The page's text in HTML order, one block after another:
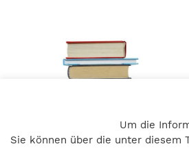
Um die
Sie können über die unter diesem